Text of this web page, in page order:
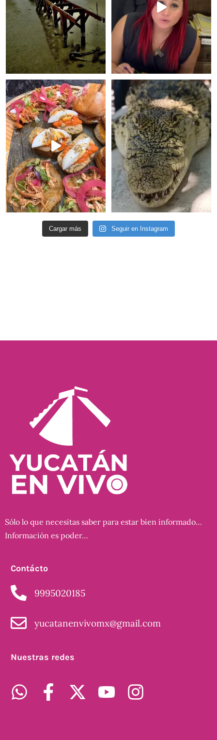
Cargar más Seguir en Instagram
Sólo lo que necesitas saber para estar bien informado…
Información es poder…
Contácto
9995020185
yucatanenvivomx@gmail.com
Nuestras redes